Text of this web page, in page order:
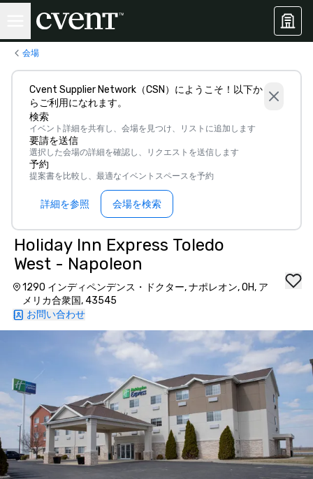
会場
Cvent Supplier Network（CSN）にようこそ！以下か
らご利用になれます。
検索
イベント詳細を共有し、会場を見つけ、リストに追加します
要請を送信
選択した会場の詳細を確認し、リクエストを送信します
予約
提案書を比較し、最適なイベントスペースを予約
詳細を参照 会場を検索
Holiday Inn Express Toledo
West - Napoleon
1290 インディペンデンス・ドクター, ナポレオン, OH, ア
メリカ合衆国, 43545
お問い合わせ